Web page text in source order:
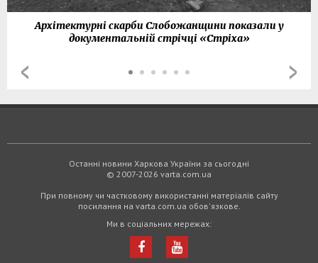
Архітектурні скарби Слобожанщини показали у
документальній стрічці «Стріха»
Останні новини Харкова України за сьогодні
© 2007-2026 varta.com.ua
При повному чи частковому використанні матеріалів сайту
посилання на varta.com.ua обов'язкове.
Ми в соціальних мережах: